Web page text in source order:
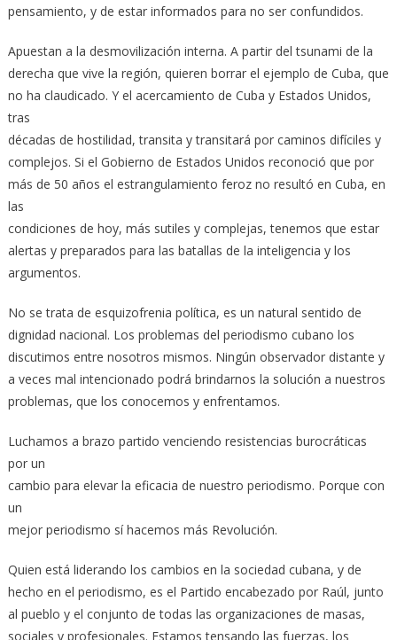
pensamiento, y de estar informados para no ser confundidos.
Apuestan a la desmovilización interna. A partir del tsunami de la
derecha que vive la región, quieren borrar el ejemplo de Cuba, que
no ha claudicado. Y el acercamiento de Cuba y Estados Unidos,
tras
décadas de hostilidad, transita y transitará por caminos difíciles y
complejos. Si el Gobierno de Estados Unidos reconoció que por
más de 50 años el estrangulamiento feroz no resultó en Cuba, en
las
condiciones de hoy, más sutiles y complejas, tenemos que estar
alertas y preparados para las batallas de la inteligencia y los
argumentos.
No se trata de esquizofrenia política, es un natural sentido de
dignidad nacional. Los problemas del periodismo cubano los
discutimos entre nosotros mismos. Ningún observador distante y
a veces mal intencionado podrá brindarnos la solución a nuestros
problemas, que los conocemos y enfrentamos.
Luchamos a brazo partido venciendo resistencias burocráticas
por un
cambio para elevar la eficacia de nuestro periodismo. Porque con
un
mejor periodismo sí hacemos más Revolución.
Quien está liderando los cambios en la sociedad cubana, y de
hecho en el periodismo, es el Partido encabezado por Raúl, junto
al pueblo y el conjunto de todas las organizaciones de masas,
sociales y profesionales. Estamos tensando las fuerzas, los